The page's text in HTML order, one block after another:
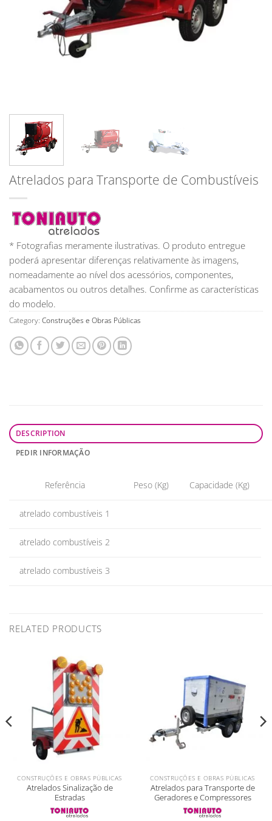
Atrelados para Transporte de Combustíveis
* Fotografias meramente ilustrativas. O produto entregue
poderá apresentar diferenças relativamente às imagens,
nomeadamente ao nível dos acessórios, componentes,
acabamentos ou outros detalhes. Confirme as características
do modelo.
Category: Construções e Obras Públicas
DESCRIPTION
PEDIR INFORMAÇÃO
Referência Peso (Kg) Capacidade (Kg)
atrelado combustíveis 1
atrelado combustíveis 2
atrelado combustíveis 3
RELATED PRODUCTS
CONSTRUÇÕES E OBRAS PÚBLICAS
Atrelados Sinalização de
Estradas
CONSTRUÇÕES E OBRAS PÚBLICAS
Atrelados para Transporte de
Geradores e Compressores